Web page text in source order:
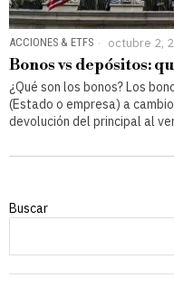
ACCIONES & ETFS octubre 2,
Bonos vs depósitos:
¿Qué son los bonos? Los
(Estado o empresa) a
devolución del principal al
Buscar